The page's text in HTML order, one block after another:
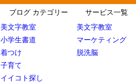
ブログ カテゴリー
美文字教室
小学生書道
着つけ
子育て
イイコト探し
サービス一覧
美文字教室
マーケティング
脱洗脳